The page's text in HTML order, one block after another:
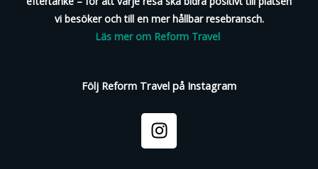
vi besöker och till en mer hållbar resebransch.
Läs mer om Reform Travel
Följ Reform Travel på Instagram
I
n
s